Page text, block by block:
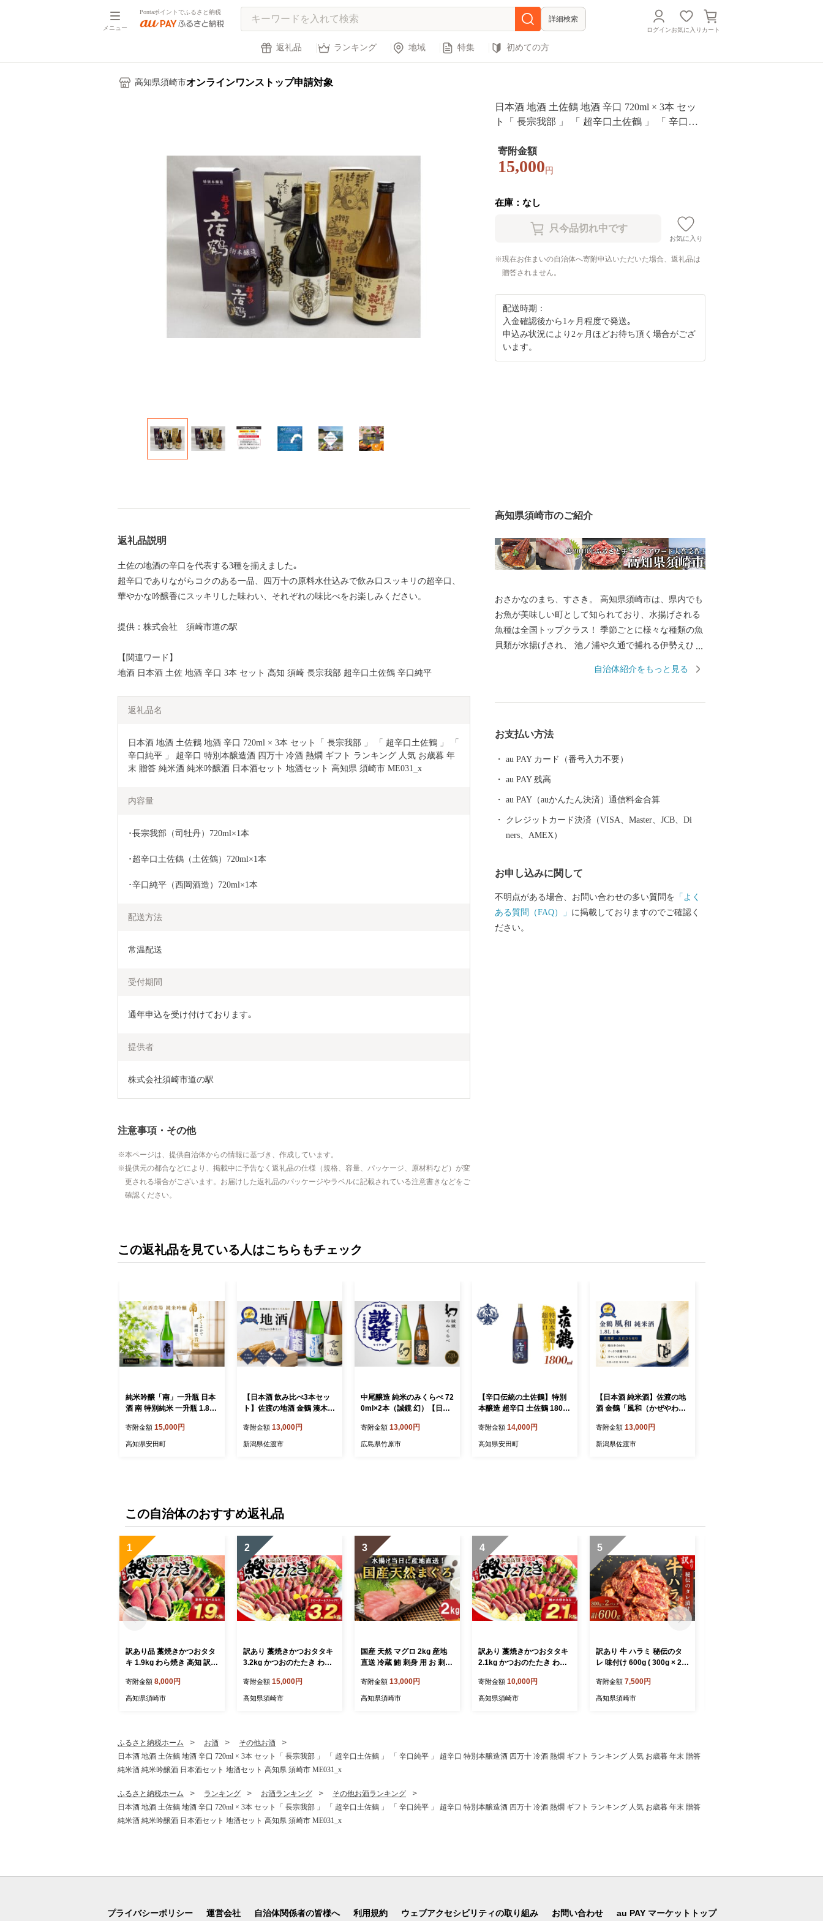
メニュー
Pontaポイントでふるさと納税
詳細検索
ログインお気に入り カート
返礼品 ランキング 地域 特集 初めての方
高知県須崎市オンラインワンストップ申請対象
日本酒 地酒 土佐鶴 地酒 辛口 720ml × 3本 セッ
ト「 長宗我部 」 「 超辛口土佐鶴 」 「 辛口純
フト ランキング 人気 お歳暮 年末 贈答 純米酒
純米吟醸酒 日本酒セット 地酒セット 高知県 須
寄附金額
15,000 円
在庫：なし
お気に入り
現在お住まいの自治体へ寄附申込いただいた場合、返礼品は
贈答されません。
配送時期：
入金確認後から1ヶ月程度で発送｡
申込み状況により2ヶ月ほどお待ち頂く場合がござ
います。
返礼品説明
土佐の地酒の辛口を代表する3種を揃えました｡
超辛口でありながらコクのある一品、四万十の原料水仕込みで飲み口スッキリの超辛口、
華やかな吟醸香にスッキリした味わい、それぞれの味比べをお楽しみください。
提供：株式会社 須崎市道の駅
【関連ワード】
地酒 日本酒 土佐 地酒 辛口 3本 セット 高知 須崎 長宗我部 超辛口土佐鶴 辛口純平
返礼品名
日本酒 地酒 土佐鶴 地酒 辛口 720ml × 3本 セット「 長宗我部 」 「 超辛口土佐鶴 」 「
辛口純平 」 超辛口 特別本醸造酒 四万十 冷酒 熱燗 ギフト ランキング 人気 お歳暮 年
末 贈答 純米酒 純米吟醸酒 日本酒セット 地酒セット 高知県 須崎市 ME031_x
内容量
･長宗我部（司牡丹）720ml×1本
･超辛口土佐鶴（土佐鶴）720ml×1本
･辛口純平（西岡酒造）720ml×1本
配送方法
常温配送
受付期間
通年申込を受け付けております｡
提供者
株式会社須崎市道の駅
注意事項・その他
本ページは、提供自治体からの情報に基づき、作成しています。
提供元の都合などにより、掲載中に予告なく返礼品の仕様（規格、容量、パッケージ、原材料など）が変
更される場合がございます。お届けした返礼品のパッケージやラベルに記載されている注意書きなどをご
確認ください。
高知県須崎市のご紹介
おさかなのまち、すさき。 高知県須崎市は、県内でも
お魚が美味しい町として知られており、水揚げされる
魚種は全国トップクラス！ 季節ごとに様々な種類の魚
貝類が水揚げされ、 池ノ浦や久通で捕れる伊勢えび
定で食べられるメジカの刺身も人気を集め、鮮度抜群
関して 須崎商工会議所 TEL：0889-59-0529 MAIL：s-f
0-1325 MAIL：info@susaki-furusato.com
自治体紹介をもっと見る
お支払い方法
au PAY カード（番号入力不要）
au PAY 残高
au PAY（auかんたん決済）通信料金合算
クレジットカード決済（VISA、Master、JCB、Di
ners、AMEX）
お申し込みに関して
不明点がある場合、お問い合わせの多い質問を 「よく
ある質問（FAQ）」 に掲載しておりますのでご確認く
ださい。
この返礼品を見ている人はこちらもチェック
純米吟醸「南」一升瓶 日本
酒 南 特別純米 一升瓶 1.8L
熱燗 純米酒 純米 お酒 酒 お
さけ 選べる 配送 常温 冷蔵
寄附金額 15,000円
高知県安田町
【日本酒 飲み比べ3本セッ
ト】佐渡の地酒 金鶴 湊木遣
きりょうよし 吟醸 各720ml
| 新潟の地酒 佐渡の地酒 佐
寄附金額 13,000円
新潟県佐渡市
中尾醸造 純米のみくらべ 72
0ml×2本（誠鏡 幻）【日本
ぼろし 辛口 純米辛口 熱燗
冷酒 燗酒】
寄附金額 13,000円
広島県竹原市
【辛口伝統の土佐鶴】特別
本醸造 超辛口 土佐鶴 1800
る燗 家族 宴会 飲み会 晩酌
お花見 祭り お米 お月見 山
寄附金額 14,000円
高知県安田町
【日本酒 純米酒】佐渡の地
酒 金鶴「風和（かぜやわら
精米歩合60% 淡麗辛口 加藤
酒造店 | 新潟の地酒 佐渡の
寄附金額 13,000円
新潟県佐渡市
この自治体のおすすめ返礼品
1
訳あり品 藁焼きかつおタタ
キ 1.9kg わら焼き 高知 訳あ
冷凍 真空 小分け 個包装 お
つまみ おかず 惣菜 晩ごは
寄附金額 8,000円
高知県須崎市
2
訳あり 藁焼きかつおタタキ
3.2kg かつおのたたき わら
冷凍 真空 小分け 個包装 お
つまみ おかず 惣菜 晩ごは
寄附金額 15,000円
高知県須崎市
3
国産 天然 マグロ 2kg 産地
直送 冷蔵 鮪 刺身 用 お 刺し
産マグロ 海鮮丼 惣菜 おか
ず 冷蔵マグロ ふるさと納税
寄附金額 13,000円
高知県須崎市
4
訳あり 藁焼きかつおタタキ
2.1kg かつおのたたき わら
冷凍 真空 小分け 個包装 お
つまみ おかず 惣菜 晩ごは
寄附金額 10,000円
高知県須崎市
5
訳あり 牛 ハラミ 秘伝のタ
レ 味付け 600g ( 300g × 2パ
焼肉 焼き 肉 ワケアリ やわ
らか 臭みなし バーベキュー
寄附金額 7,500円
高知県須崎市
ふるさと納税ホーム お酒
その他お酒
日本酒 地酒 土佐鶴 地酒 辛口 720ml × 3本 セット「 長宗我部 」 「 超辛口土佐鶴 」 「 辛口純平 」 超辛口 特別本醸造酒 四万十 冷酒 熱燗 ギフト ランキング 人気 お歳暮 年末 贈答
純米酒 純米吟醸酒 日本酒セット 地酒セット 高知県 須崎市 ME031_x
ふるさと納税ホーム ランキング お酒ランキング
その他お酒ランキング
日本酒 地酒 土佐鶴 地酒 辛口 720ml × 3本 セット「 長宗我部 」 「 超辛口土佐鶴 」 「 辛口純平 」 超辛口 特別本醸造酒 四万十 冷酒 熱燗 ギフト ランキング 人気 お歳暮 年末 贈答
純米酒 純米吟醸酒 日本酒セット 地酒セット 高知県 須崎市 ME031_x
プライバシーポリシー 運営会社 自治体関係者の皆様へ 利用規約 ウェブアクセシビリティの取り組み お問い合わせ au PAY マーケットトップ